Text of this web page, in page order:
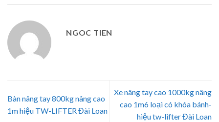
NGOC TIEN
Bàn nâng tay 800kg nâng cao
1m hiệu TW-LIFTER Đài Loan
Xe nâng tay cao 1000kg nâng
cao 1m6 loại có khóa bánh-
hiệu tw-lifter Đài Loan